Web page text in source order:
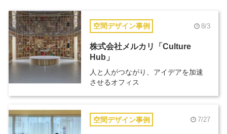
空間デザイン事例 8/3
株式会社メルカリ「Culture
Hub」
人と人がつながり、アイデアを加速
させるオフィス
空間デザイン事例 7/27